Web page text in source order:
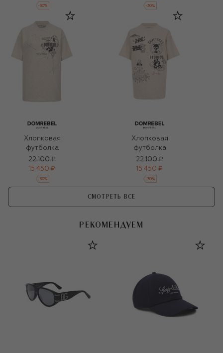
-30% -30%
Хлопковая
футболка
22 100 ₽
15 450 ₽
-30%
Хлопковая
футболка
22 100 ₽
15 450 ₽
-30%
СМОТРЕТЬ ВСЕ
РЕКОМЕНДУЕМ